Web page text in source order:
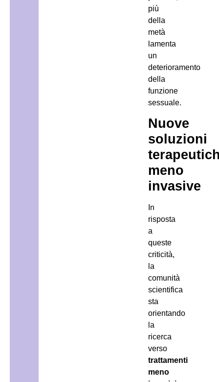
più
della
metà
lamenta
un
deterioramento
della
funzione
sessuale.
Nuove
soluzioni
meno
invasive
In
risposta
a
queste
criticità,
la
comunità
scientifica
sta
orientando
la
ricerca
verso
trattamenti
meno